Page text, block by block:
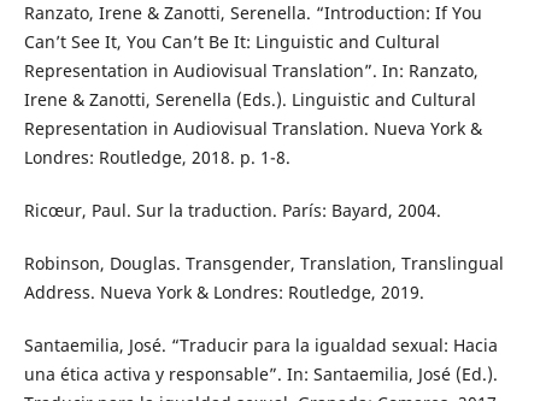
Ranzato, Irene & Zanotti, Serenella. “Introduction: If You
Can’t See It, You Can’t Be It: Linguistic and Cultural
Representation in Audiovisual Translation”. In: Ranzato,
Irene & Zanotti, Serenella (Eds.). Linguistic and Cultural
Representation in Audiovisual Translation. Nueva York &
Londres: Routledge, 2018. p. 1-8.
Ricœur, Paul. Sur la traduction. París: Bayard, 2004.
Robinson, Douglas. Transgender, Translation, Translingual
Address. Nueva York & Londres: Routledge, 2019.
Santaemilia, José. “Traducir para la igualdad sexual: Hacia
una ética activa y responsable”. In: Santaemilia, José (Ed.).